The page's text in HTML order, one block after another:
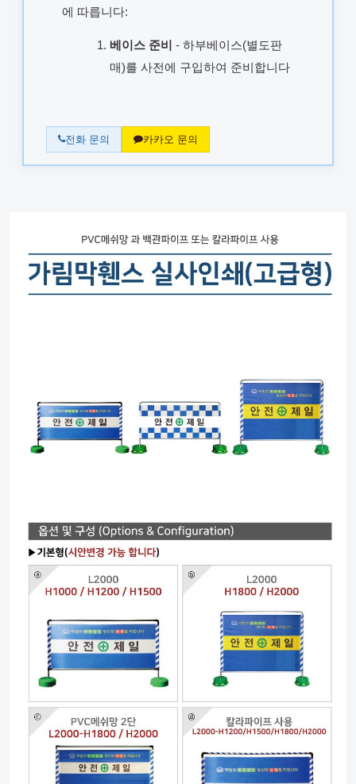
에 따릅니다:
베이스 준비 - 하부베이스(별도판
매)를 사전에 구입하여 준비합니다
전화 문의 카카오 문의